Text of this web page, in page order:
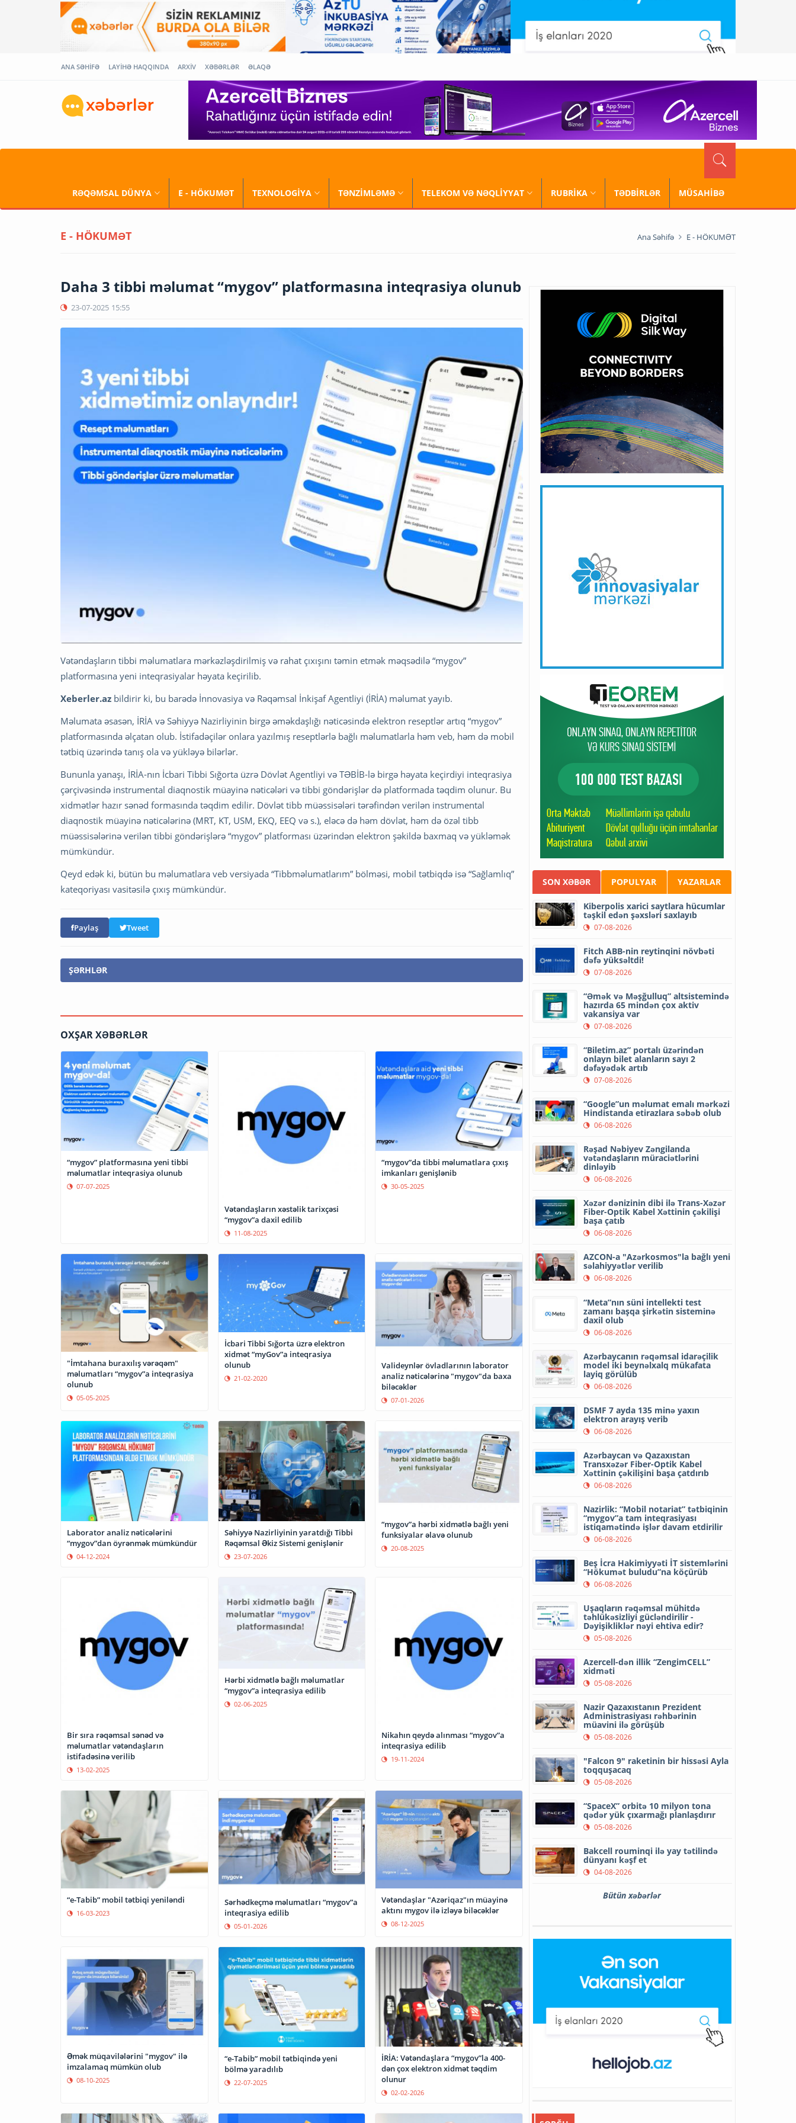
ANA SƏHİFƏ LAYİHƏ HAQQINDA ARXİV XƏBƏRLƏR ƏLAQƏ
RƏQƏMSAL DÜNYA E - HÖKUMƏT TEXNOLOGİYA TƏNZİMLƏMƏ TELEKOM VƏ NƏQLİYYAT RUBRİKA TƏDBİRLƏR MÜSAHİBƏ
E - HÖKUMƏT Ana Səhifə E - HÖKUMƏT
Daha 3 tibbi məlumat “mygov” platformasına inteqrasiya olunub
23-07-2025 15:55
Vətəndaşların tibbi məlumatlara mərkəzləşdirilmiş və rahat çıxışını təmin etmək məqsədilə “mygov”
platformasına yeni inteqrasiyalar həyata keçirilib.
Xeberler.az bildirir ki, bu barədə İnnovasiya və Rəqəmsal İnkişaf Agentliyi (İRİA) məlumat yayıb.
Məlumata əsasən, İRİA və Səhiyyə Nazirliyinin birgə əməkdaşlığı nəticəsində elektron reseptlər artıq “mygov”
platformasında əlçatan olub. İstifadəçilər onlara yazılmış reseptlərlə bağlı məlumatlarla həm veb, həm də mobil
tətbiq üzərində tanış ola və yükləyə bilərlər.
Bununla yanaşı, İRİA-nın İcbari Tibbi Sığorta üzrə Dövlət Agentliyi və TƏBİB-lə birgə həyata keçirdiyi inteqrasiya
çərçivəsində instrumental diaqnostik müayinə nəticələri və tibbi göndərişlər də platformada təqdim olunur. Bu
xidmətlər hazır sənəd formasında təqdim edilir. Dövlət tibb müəssisələri tərəfindən verilən instrumental
diaqnostik müayinə nəticələrinə (MRT, KT, USM, EKQ, EEQ və s.), eləcə də həm dövlət, həm də özəl tibb
müəssisələrinə verilən tibbi göndərişlərə “mygov” platforması üzərindən elektron şəkildə baxmaq və yükləmək
mümkündür.
Qeyd edək ki, bütün bu məlumatlara veb versiyada “Tibbməlumatlarım” bölməsi, mobil tətbiqdə isə “Sağlamlıq”
kateqoriyası vasitəsilə çıxış mümkündür.
Paylaş Tweet
ŞƏRHLƏR
OXŞAR XƏBƏRLƏR
“mygov” platformasına yeni tibbi
məlumatlar inteqrasiya olunub
07-07-2025
Vətəndaşların xəstəlik tarixçəsi
“mygov”a daxil edilib
11-08-2025
“mygov”da tibbi məlumatlara çıxış
imkanları genişlənib
30-05-2025
"İmtahana buraxılış vərəqəm"
məlumatları “mygov”a inteqrasiya
olunub
05-05-2025
İcbari Tibbi Sığorta üzrə elektron
xidmət “myGov”a inteqrasiya
olunub
21-02-2020
Valideynlər övladlarının laborator
analiz nəticələrinə "mygov"da baxa
biləcəklər
07-01-2026
Laborator analiz nəticələrini
“mygov”dan öyrənmək mümkündür
04-12-2024
Səhiyyə Nazirliyinin yaratdığı Tibbi
Rəqəmsal Əkiz Sistemi genişlənir
23-07-2026
“mygov”a hərbi xidmətlə bağlı yeni
funksiyalar əlavə olunub
20-08-2025
Bir sıra rəqəmsal sənəd və
məlumatlar vətəndaşların
istifadəsinə verilib
13-02-2025
Hərbi xidmətlə bağlı məlumatlar
“mygov”a inteqrasiya edilib
02-06-2025
Nikahın qeydə alınması “mygov”a
inteqrasiya edilib
19-11-2024
“e-Tabib” mobil tətbiqi yeniləndi
16-03-2023
Sərhədkeçmə məlumatları “mygov”a
inteqrasiya edilib
05-01-2026
Vətəndaşlar "Azəriqaz"ın müayinə
aktını mygov ilə izləyə biləcəklər
08-12-2025
Əmək müqavilələrini "mygov" ilə
imzalamaq mümkün olub
08-10-2025
“e-Tabib” mobil tətbiqində yeni
bölmə yaradılıb
22-07-2025
İRİA: Vətəndaşlara “mygov”la 400-
dən çox elektron xidmət təqdim
olunur
02-02-2026
SON XƏBƏR POPULYAR YAZARLAR
Kiberpolis xarici saytlara hücumlar
təşkil edən şəxsləri saxlayıb
07-08-2026
Fitch ABB-nin reytinqini növbəti
dəfə yüksəltdi!
07-08-2026
“Əmək və Məşğulluq” altsistemində
hazırda 65 mindən çox aktiv
vakansiya var
07-08-2026
“Biletim.az” portalı üzərindən
onlayn bilet alanların sayı 2
dəfəyədək artıb
07-08-2026
“Google”un məlumat emalı mərkəzi
Hindistanda etirazlara səbəb olub
06-08-2026
Rəşad Nəbiyev Zəngilanda
vətəndaşların müraciətlərini
dinləyib
06-08-2026
Xəzər dənizinin dibi ilə Trans-Xəzər
Fiber-Optik Kabel Xəttinin çəkilişi
başa çatıb
06-08-2026
AZCON-a "Azərkosmos"la bağlı yeni
səlahiyyətlər verilib
06-08-2026
“Meta”nın süni intellekti test
zamanı başqa şirkətin sisteminə
daxil olub
06-08-2026
Azərbaycanın rəqəmsal idarəçilik
model iki beynəlxalq mükafata
layiq görülüb
06-08-2026
DSMF 7 ayda 135 minə yaxın
elektron arayış verib
06-08-2026
Azərbaycan və Qazaxıstan
Transxəzər Fiber-Optik Kabel
Xəttinin çəkilişini başa çatdırıb
06-08-2026
Nazirlik: “Mobil notariat” tətbiqinin
“mygov”a tam inteqrasiyası
istiqamətində işlər davam etdirilir
06-08-2026
Beş İcra Hakimiyyəti İT sistemlərini
“Hökumət buludu”na köçürüb
06-08-2026
Uşaqların rəqəmsal mühitdə
təhlükəsizliyi gücləndirilir -
Dəyişikliklər nəyi ehtiva edir?
05-08-2026
Azercell-dən illik “ZengimCELL”
xidməti
05-08-2026
Nazir Qazaxıstanın Prezident
Administrasiyası rəhbərinin
müavini ilə görüşüb
05-08-2026
"Falcon 9" raketinin bir hissəsi Ayla
toqquşacaq
05-08-2026
“SpaceX” orbitə 10 milyon tona
qədər yük çıxarmağı planlaşdırır
05-08-2026
Bakcell rouminqi ilə yay tətilində
dünyanı kəşf et
04-08-2026
Bütün xəbərlər